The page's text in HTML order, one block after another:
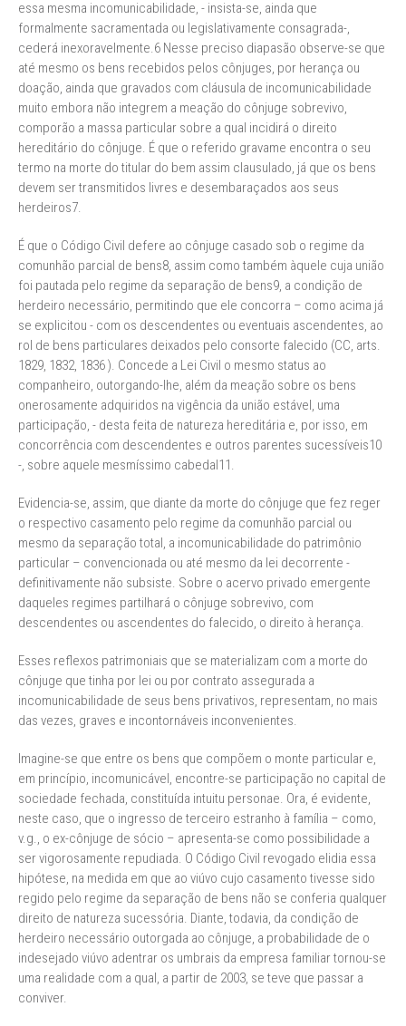
essa mesma incomunicabilidade, - insista-se, ainda que
formalmente sacramentada ou legislativamente consagrada-,
cederá inexoravelmente.6 Nesse preciso diapasão observe-se que
até mesmo os bens recebidos pelos cônjuges, por herança ou
doação, ainda que gravados com cláusula de incomunicabilidade
muito embora não integrem a meação do cônjuge sobrevivo,
comporão a massa particular sobre a qual incidirá o direito
hereditário do cônjuge. É que o referido gravame encontra o seu
termo na morte do titular do bem assim clausulado, já que os bens
devem ser transmitidos livres e desembaraçados aos seus
herdeiros7.
É que o Código Civil defere ao cônjuge casado sob o regime da
comunhão parcial de bens8, assim como também àquele cuja união
foi pautada pelo regime da separação de bens9, a condição de
herdeiro necessário, permitindo que ele concorra – como acima já
se explicitou - com os descendentes ou eventuais ascendentes, ao
rol de bens particulares deixados pelo consorte falecido (CC, arts.
1829, 1832, 1836 ). Concede a Lei Civil o mesmo status ao
companheiro, outorgando-lhe, além da meação sobre os bens
onerosamente adquiridos na vigência da união estável, uma
participação, - desta feita de natureza hereditária e, por isso, em
concorrência com descendentes e outros parentes sucessíveis10
-, sobre aquele mesmíssimo cabedal11.
Evidencia-se, assim, que diante da morte do cônjuge que fez reger
o respectivo casamento pelo regime da comunhão parcial ou
mesmo da separação total, a incomunicabilidade do patrimônio
particular – convencionada ou até mesmo da lei decorrente -
definitivamente não subsiste. Sobre o acervo privado emergente
daqueles regimes partilhará o cônjuge sobrevivo, com
descendentes ou ascendentes do falecido, o direito à herança.
Esses reflexos patrimoniais que se materializam com a morte do
cônjuge que tinha por lei ou por contrato assegurada a
incomunicabilidade de seus bens privativos, representam, no mais
das vezes, graves e incontornáveis inconvenientes.
Imagine-se que entre os bens que compõem o monte particular e,
em princípio, incomunicável, encontre-se participação no capital de
sociedade fechada, constituída intuitu personae. Ora, é evidente,
neste caso, que o ingresso de terceiro estranho à família – como,
v.g., o ex-cônjuge de sócio – apresenta-se como possibilidade a
ser vigorosamente repudiada. O Código Civil revogado elidia essa
hipótese, na medida em que ao viúvo cujo casamento tivesse sido
regido pelo regime da separação de bens não se conferia qualquer
direito de natureza sucessória. Diante, todavia, da condição de
herdeiro necessário outorgada ao cônjuge, a probabilidade de o
indesejado viúvo adentrar os umbrais da empresa familiar tornou-se
uma realidade com a qual, a partir de 2003, se teve que passar a
conviver.